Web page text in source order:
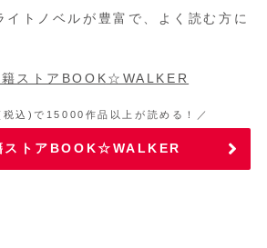
イトノベルが豊富で、よく読む方に
ストアBOOK☆WALKER
込)で15000作品以上が読める！／
ストアBOOK☆WALKER